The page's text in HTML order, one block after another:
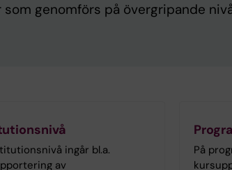
genomförs på övergripande
ingår bl.a.
av
På